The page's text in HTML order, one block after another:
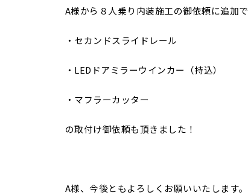
A様から８人乗り内装施工の御依頼に追加で
・セカンドスライドレール
・LEDドアミラーウインカー（持込）
・マフラーカッター
の取付け御依頼も頂きました！
A様、今後ともよろしくお願いいたします。